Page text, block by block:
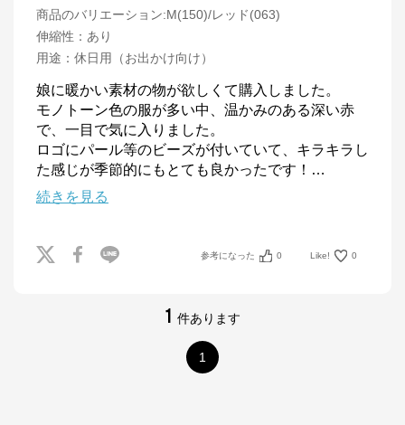
商品のバリエーション:M(150)/レッド(063)
伸縮性 ： あり
用途 ： 休日用（お出かけ向け）
娘に暖かい素材の物が欲しくて購入しました。
モノトーン色の服が多い中、温かみのある深い赤
で、一目で気に入りました。
ロゴにパール等のビーズが付いていて、キラキラし
た感じが季節的にもとても良かったです！ …
続きを見る
参考になった 0 Like! 0
1 件あります
1